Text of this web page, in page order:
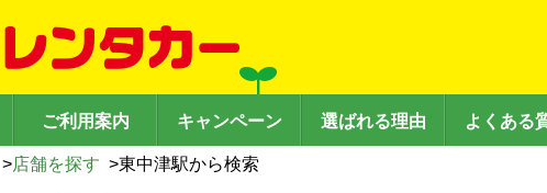
ご利用案内 キャンペーン 選ばれる理由 よくある
>店舗を探す >東中津駅から検索